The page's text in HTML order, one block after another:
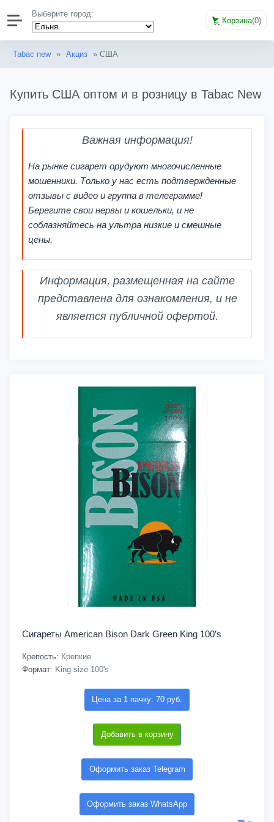
Выберите город:
Корзина(0)
Tabac new » Акциз » США
Купить США оптом и в розницу в Tabac New
Важная информация!
На рынке сигарет орудуют многочисленные
мошенники. Только у нас есть подтвержденные
отзывы с видео и группа в телеграмме!
Берегите свои нервы и кошельки, и не
соблазняйтесь на ультра низкие и смешные
цены.
Информация, размещенная на сайте
представлена для ознакомления, и не
является публичной офертой.
Сигареты American Bison Dark Green King 100’s
Крепость: Крепкие
Формат: King size 100's
Цена за 1 пачку: 70 руб.
Добавить в корзину
Оформить заказ Telegram
Оформить заказ WhatsApp